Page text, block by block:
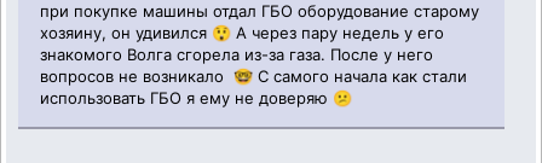
при покупке машины отдал ГБО оборудование старому
хозяину, он удивился 😲 А через пару недель у его
знакомого Волга сгорела из-за газа. После у него
вопросов не возникало 🤓 С самого начала как стали
использовать ГБО я ему не доверяю 😕